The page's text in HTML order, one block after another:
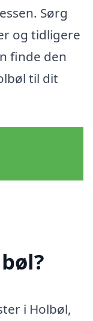
Sørg
og tidligere
finde den
til dit
i Holbøl,